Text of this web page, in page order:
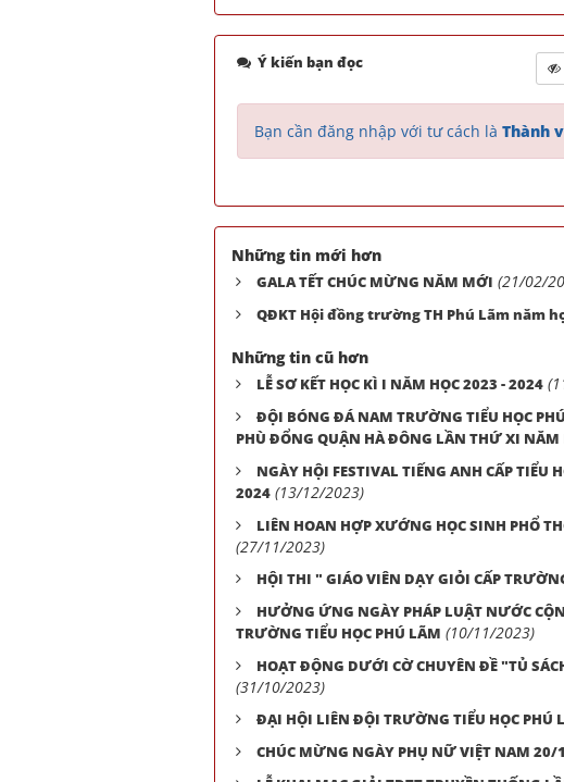
Ý kiến bạn đọc
Bạn cần đăng nhập với tư cách là Thành
Những tin mới hơn
GALA TẾT CHÚC MỪNG NĂM MỚI (21/02/
QĐKT Hội đồng trường TH Phú Lãm năm
Những tin cũ hơn
LỄ SƠ KẾT HỌC KÌ I NĂM HỌC 2023 - 2024
ĐỘI BÓNG ĐÁ NAM TRƯỜNG TIỂU HỌC
PHÙ ĐỔNG QUẬN HÀ ĐÔNG LẦN THỨ XI NĂM
NGÀY HỘI FESTIVAL TIẾNG ANH CẤP TIỂU
2024 (13/12/2023)
LIÊN HOAN HỢP XƯỚNG HỌC SINH PHỔ
(27/11/2023)
HỘI THI " GIÁO VIÊN DẠY GIỎI CẤP
HƯỞNG ỨNG NGÀY PHÁP LUẬT NƯỚC
TRƯỜNG TIỂU HỌC PHÚ LÃM (10/11/2023)
HOẠT ĐỘNG DƯỚI CỜ CHUYÊN ĐỀ "TỦ
(31/10/2023)
ĐẠI HỘI LIÊN ĐỘI TRƯỜNG TIỂU HỌC PHÚ
CHÚC MỪNG NGÀY PHỤ NỮ VIỆT NAM 20/